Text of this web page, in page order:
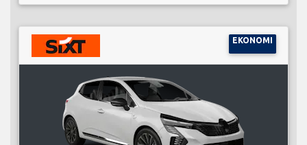
EKONOMI